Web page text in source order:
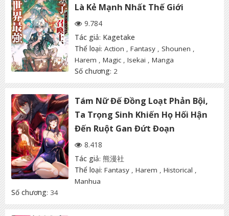
Là Kẻ Mạnh Nhất Thế Giới
9.784
Tác giả: Kagetake
Thể loại: Action , Fantasy , Shounen ,
Harem , Magic , Isekai , Manga
Số chương: 2
Tám Nữ Đế Đồng Loạt Phản Bội,
Ta Trọng Sinh Khiến Họ Hối Hận
Đến Ruột Gan Đứt Đoạn
8.418
Tác giả: 熊漫社
Thể loại: Fantasy , Harem , Historical ,
Manhua
Số chương: 34